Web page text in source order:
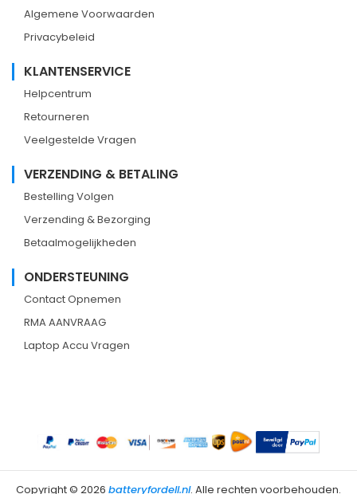
Algemene Voorwaarden
Privacybeleid
KLANTENSERVICE
Helpcentrum
Retourneren
Veelgestelde Vragen
VERZENDING & BETALING
Bestelling Volgen
Verzending & Bezorging
Betaalmogelijkheden
ONDERSTEUNING
Contact Opnemen
RMA AANVRAAG
Laptop Accu Vragen
Copyright © 2026 batteryfordell.nl. Alle rechten voorbehouden.